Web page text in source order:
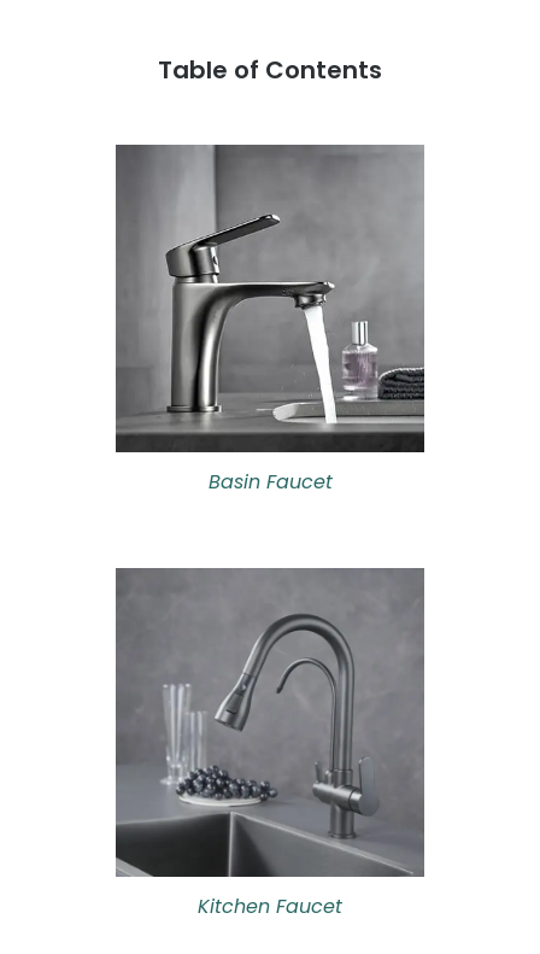
Table of Contents
Basin Faucet
Kitchen Faucet